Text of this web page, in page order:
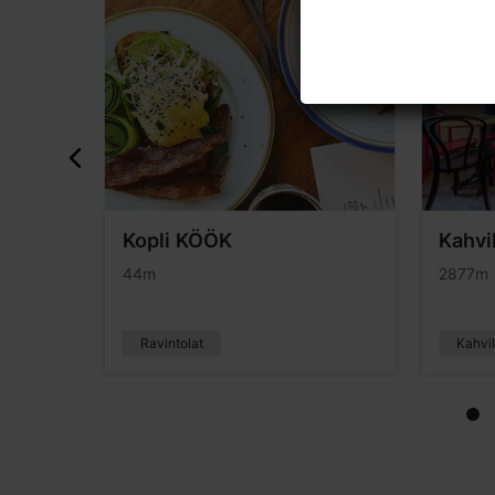
Kopli KÖÖK
44m
Ravintolat
2877m